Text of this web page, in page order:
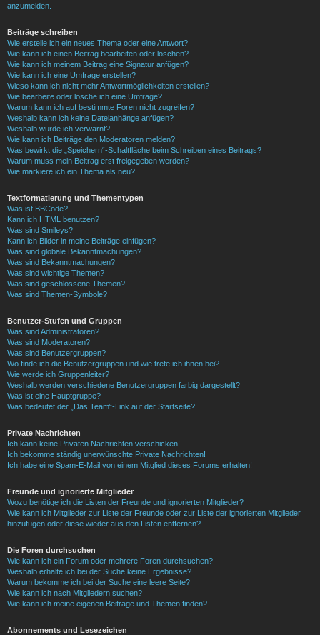
anzumelden.
Beiträge schreiben
Wie erstelle ich ein neues Thema oder eine Antwort?
Wie kann ich einen Beitrag bearbeiten oder löschen?
Wie kann ich meinem Beitrag eine Signatur anfügen?
Wie kann ich eine Umfrage erstellen?
Wieso kann ich nicht mehr Antwortmöglichkeiten erstellen?
Wie bearbeite oder lösche ich eine Umfrage?
Warum kann ich auf bestimmte Foren nicht zugreifen?
Weshalb kann ich keine Dateianhänge anfügen?
Weshalb wurde ich verwarnt?
Wie kann ich Beiträge den Moderatoren melden?
Was bewirkt die „Speichern“-Schaltfläche beim Schreiben eines Beitrags?
Warum muss mein Beitrag erst freigegeben werden?
Wie markiere ich ein Thema als neu?
Textformatierung und Thementypen
Was ist BBCode?
Kann ich HTML benutzen?
Was sind Smileys?
Kann ich Bilder in meine Beiträge einfügen?
Was sind globale Bekanntmachungen?
Was sind Bekanntmachungen?
Was sind wichtige Themen?
Was sind geschlossene Themen?
Was sind Themen-Symbole?
Benutzer-Stufen und Gruppen
Was sind Administratoren?
Was sind Moderatoren?
Was sind Benutzergruppen?
Wo finde ich die Benutzergruppen und wie trete ich ihnen bei?
Wie werde ich Gruppenleiter?
Weshalb werden verschiedene Benutzergruppen farbig dargestellt?
Was ist eine Hauptgruppe?
Was bedeutet der „Das Team“-Link auf der Startseite?
Private Nachrichten
Ich kann keine Privaten Nachrichten verschicken!
Ich bekomme ständig unerwünschte Private Nachrichten!
Ich habe eine Spam-E-Mail von einem Mitglied dieses Forums erhalten!
Freunde und ignorierte Mitglieder
Wozu benötige ich die Listen der Freunde und ignorierten Mitglieder?
Wie kann ich Mitglieder zur Liste der Freunde oder zur Liste der ignorierten Mitglieder
hinzufügen oder diese wieder aus den Listen entfernen?
Die Foren durchsuchen
Wie kann ich ein Forum oder mehrere Foren durchsuchen?
Weshalb erhalte ich bei der Suche keine Ergebnisse?
Warum bekomme ich bei der Suche eine leere Seite?
Wie kann ich nach Mitgliedern suchen?
Wie kann ich meine eigenen Beiträge und Themen finden?
Abonnements und Lesezeichen